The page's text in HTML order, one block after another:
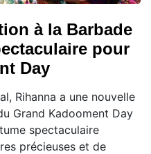
à la Barbade
pour
Day
Rihanna a une nouvelle
Grand Kadooment Day
spectaculaire
précieuses et de